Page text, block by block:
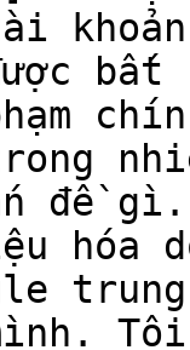
bất
đề
hóa
Tôi